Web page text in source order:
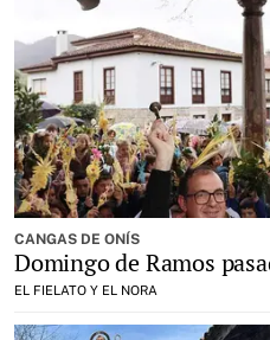
CANGAS DE ONÍS
Domingo de Ramos
EL FIELATO Y EL NORA